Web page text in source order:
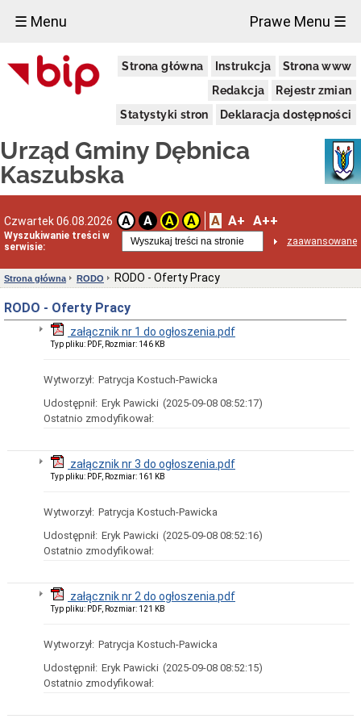
☰ Menu Prawe Menu ☰
Strona główna Instrukcja
Strona www
Redakcja
Rejestr zmian
Statystyki stron
Deklaracja dostępności
Urząd Gminy Dębnica
Kaszubska
Czwartek 06.08.2026 A A A A A A+ A++
Wyszukiwanie treści w
serwisie:
zaawansowane
Urząd
Gminy
Dane
Organizacja
Urzędu
Gminy
Ogłoszenia
sprzedaż
węgla
Ogłoszenia
Oferty
RODO
Klauzula
informacyjna
informacyjna
przetwarzania
danych
związku
stycznia
Kodeks
wyborczy
Działalność
Samorządu
Gminy
Strona główna RODO RODO - Oferty Pracy
RODO - Oferty Pracy
załącznik nr 1 do ogłoszenia.pdf
Typ pliku: PDF, Rozmiar: 146 KB
Wytworzył: Patrycja Kostuch-Pawicka
Udostępnił: Eryk Pawicki (2025-09-08 08:52:17)
Ostatnio zmodyfikował:
załącznik nr 3 do ogłoszenia.pdf
Typ pliku: PDF, Rozmiar: 161 KB
Wytworzył: Patrycja Kostuch-Pawicka
Udostępnił: Eryk Pawicki (2025-09-08 08:52:16)
Ostatnio zmodyfikował:
załącznik nr 2 do ogłoszenia.pdf
Typ pliku: PDF, Rozmiar: 121 KB
Wytworzył: Patrycja Kostuch-Pawicka
Udostępnił: Eryk Pawicki (2025-09-08 08:52:15)
Ostatnio zmodyfikował:
×